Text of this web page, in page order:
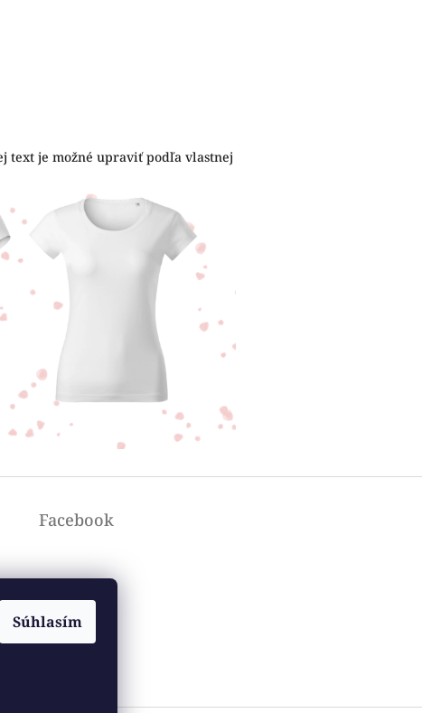
Súhlasím
text je možné upraviť podľa vlastnej
Facebook